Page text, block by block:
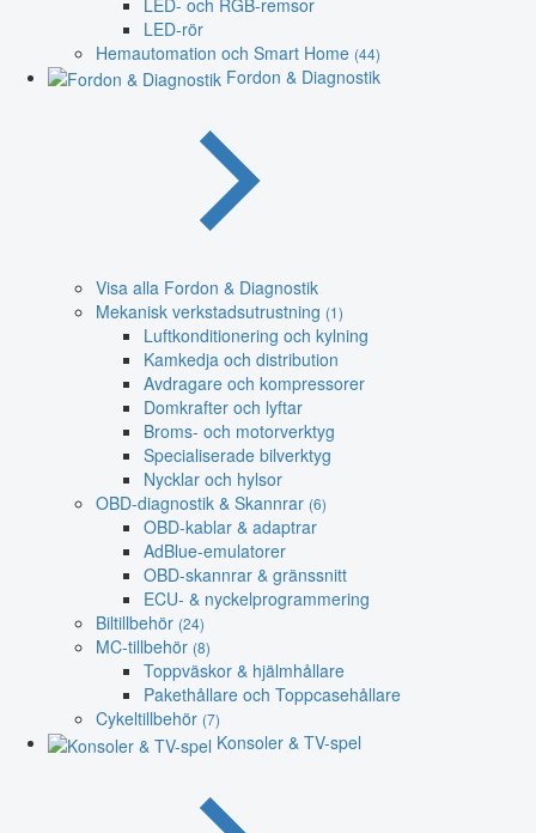
LED-rör
Hemautomation och Smart Home (44)
Fordon & Diagnostik
Visa alla Fordon & Diagnostik
Mekanisk verkstadsutrustning (1)
Luftkonditionering och kylning
Kamkedja och distribution
Avdragare och kompressorer
Domkrafter och lyftar
Broms- och motorverktyg
Specialiserade bilverktyg
Nycklar och hylsor
OBD-diagnostik & Skannrar (6)
OBD-kablar & adaptrar
AdBlue-emulatorer
OBD-skannrar & gränssnitt
ECU- & nyckelprogrammering
Biltillbehör (24)
MC-tillbehör (8)
Toppväskor & hjälmhållare
Pakethållare och Toppcasehållare
Cykeltillbehör (7)
Konsoler & TV-spel